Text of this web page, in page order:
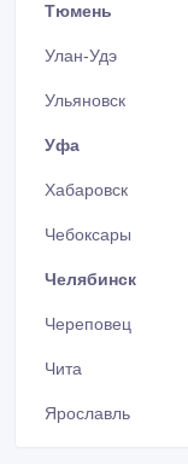
Тюмень
Улан-Удэ
Ульяновск
Уфа
Хабаровск
Чебоксары
Челябинск
Череповец
Чита
Ярославль